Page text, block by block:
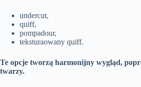
undercut,
quiff,
pompadour,
teksturaowany quiff.
Te opcje tworzą harmonijny wygląd,
twarzy.